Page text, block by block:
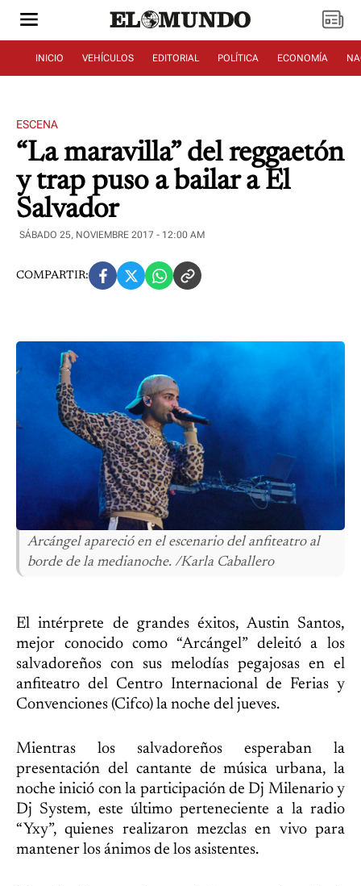
INICIO VEHÍCULOS EDITORIAL POLÍTICA ECONOMÍA
ESCENA
“La maravilla” del reggaetón
y trap puso a bailar a El
Salvador
SÁBADO 25, NOVIEMBRE 2017 - 12:00 AM
COMPARTIR:
Arcángel apareció en el escenario del anfiteatro al
borde de la medianoche. /Karla Caballero
El intérprete de grandes éxitos, Austin Santos,
mejor conocido como “Arcángel” deleitó a los
salvadoreños con sus melodías pegajosas en el
anfiteatro del Centro Internacional de Ferias y
Convenciones (Cifco) la noche del jueves.
Mientras los salvadoreños esperaban la
presentación del cantante de música urbana, la
noche inició con la participación de Dj Milenario y
Dj System, este último perteneciente a la radio
“Yxy”, quienes realizaron mezclas en vivo para
mantener los ánimos de los asistentes.